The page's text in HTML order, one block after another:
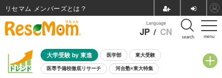
menu
Language
JP / CN search
大学受験 by 東進 医学部 東大受験
医専予備校徹底リサーチ 河合塾×東大特集
リセマム メンバーズ